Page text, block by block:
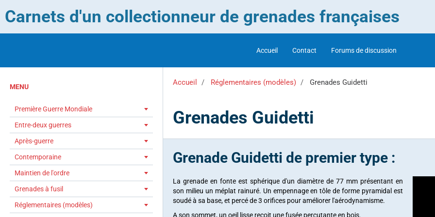
Carnets d'un collectionneur de grenades françaises
Accueil Contact Forums de discussion
Accueil Réglementaires (modèles) Grenades Guidetti
Grenades Guidetti
Grenade Guidetti de premier type :
La grenade en fonte est sphérique d'un diamètre de 77 mm présentant en
son milieu un méplat rainuré. Un empennage en tôle de forme pyramidal est
soudé à sa base, et percé de 3 orifices pour améliorer l'aérodynamisme.
A son sommet, un oeil lisse reçoit une fusée percutante en bois.
MENU
Première Guerre Mondiale
Entre-deux guerres
Après-guerre
Contemporaine
Maintien de l'ordre
Grenades à fusil
Réglementaires (modèles)